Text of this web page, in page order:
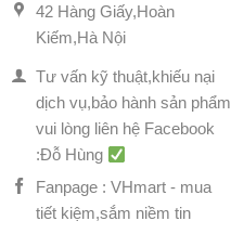
42 Hàng Giấy,Hoàn
Kiếm,Hà Nội
Tư vấn kỹ thuật,khiếu nại
dịch vụ,bảo hành sản phẩm
vui lòng liên hệ Facebook
:Đỗ Hùng
Fanpage : VHmart - mua
tiết kiệm,sắm niềm tin